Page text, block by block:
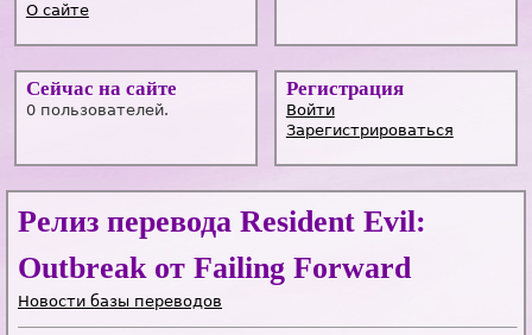
О сайте
Сейчас на сайте
0 пользователей.
Регистрация
Войти
Зарегистрироваться
Релиз перевода Resident Evil:
Outbreak от Failing Forward
Новости базы переводов